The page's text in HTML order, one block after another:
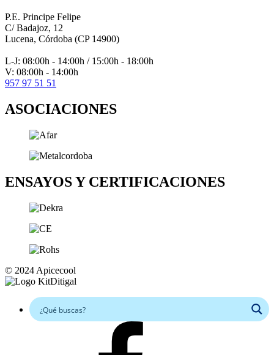
P.E. Principe Felipe
C/ Badajoz, 12
Lucena, Córdoba (CP 14900)
L-J: 08:00h - 14:00h / 15:00h - 18:00h
V: 08:00h - 14:00h
957 97 51 51
ASOCIACIONES
ENSAYOS Y CERTIFICACIONES
© 2024 Apicecool